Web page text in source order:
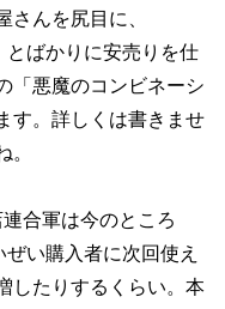
さんを尻目に、
ばかりに安売りを仕
「悪魔のコンビネーシ
す。詳しくは書きませ
。
合軍は今のところ
い購入者に次回使え
したりするくらい。本